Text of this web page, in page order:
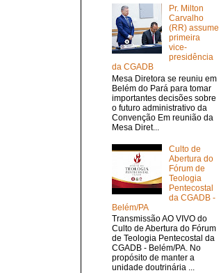
Pr. Milton
Carvalho
(RR) assume
primeira
vice-
presidência
da CGADB
Mesa Diretora se reuniu em
Belém do Pará para tomar
importantes decisões sobre
o futuro administrativo da
Convenção Em reunião da
Mesa Diret...
Culto de
Abertura do
Fórum de
Teologia
Pentecostal
da CGADB -
Belém/PA
Transmissão AO VIVO do
Culto de Abertura do Fórum
de Teologia Pentecostal da
CGADB - Belém/PA. No
propósito de manter a
unidade doutrinária ...